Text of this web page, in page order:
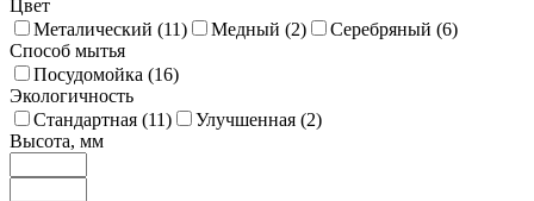
Цвет
Металический (11) Медный (2) Серебряный (6)
Способ мытья
Посудомойка (16)
Экологичность
Стандартная (11) Улучшенная (2)
Высота, мм